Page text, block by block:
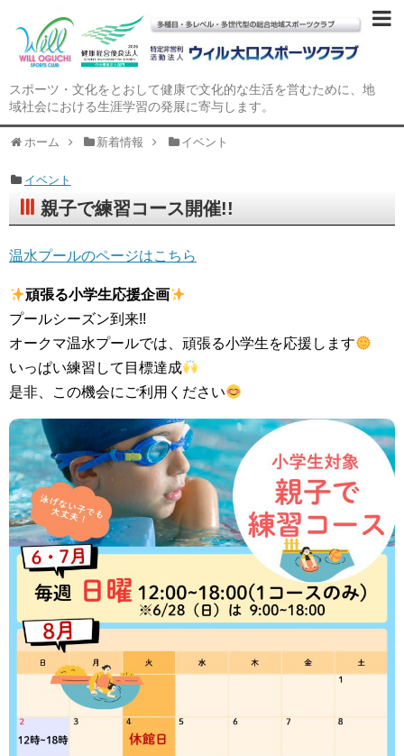
スポーツ・文化をとおして健康で文化的な生活を営むために、地
域社会における生涯学習の発展に寄与します。
ホーム 新着情報 イベント
イベント
親子で練習コース開催!!
温水プールのページはこちら
頑張る小学生応援企画
プールシーズン到来!!
オークマ温水プールでは、頑張る小学生を応援します
いっぱい練習して目標達成
是非、この機会にご利用ください